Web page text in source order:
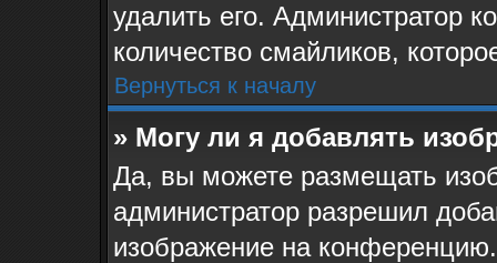
удалить его. Администратор
количество смайликов,
Вернуться к началу
» Могу ли я добавлять
Да, вы можете размещать
администратор разрешил
изображение на